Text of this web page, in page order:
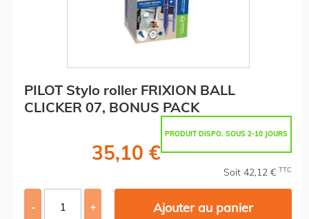
PILOT Stylo roller FRIXION BALL
CLICKER 07, BONUS PACK
PRODUIT DISPO. SOUS 2-10 JOURS
35,10 €
Soit 42,12 € TTC
- + Ajouter au panier